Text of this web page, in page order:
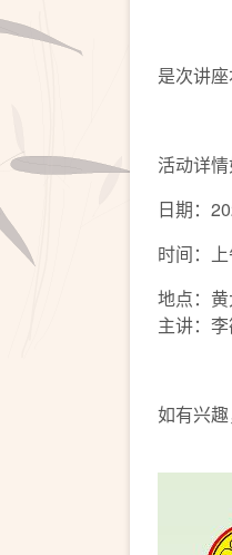
是次讲
活动详情
日期：
时间：
地点：
主讲：
如有兴